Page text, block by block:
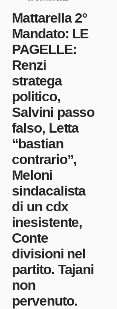
Mattarella 2°
Mandato: LE
PAGELLE:
Renzi
stratega
politico,
Salvini passo
falso, Letta
“bastian
contrario”,
Meloni
sindacalista
di un cdx
inesistente,
Conte
divisioni nel
partito. Tajani
non
pervenuto.